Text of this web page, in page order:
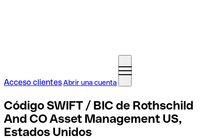
Acceso clientesAbrir una cuenta
Código SWIFT / BIC de Rothschild
And CO Asset Management US,
Estados Unidos